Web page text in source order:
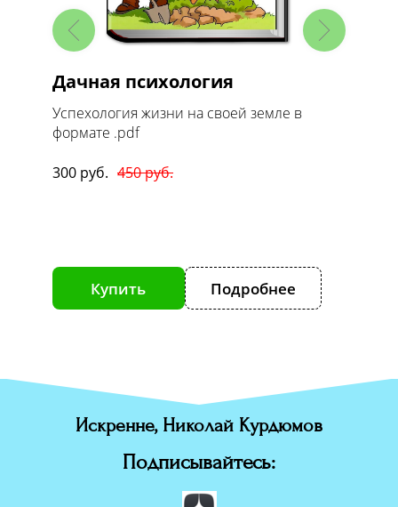
Дачная психология
Успехология жизни на своей земле в
формате .pdf
300 руб. 450 руб.
Купить Подробнее
Искренне, Николай Курдюмов
Подписывайтесь: